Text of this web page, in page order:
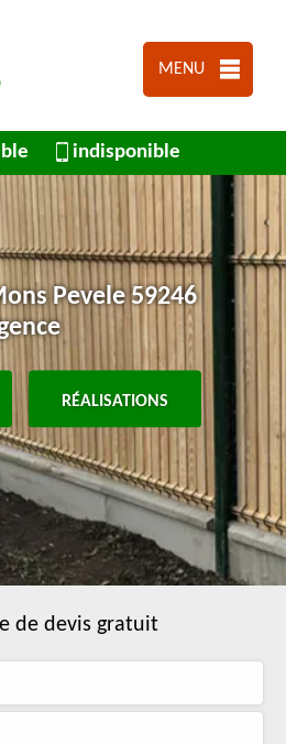
MENU
indisponible
Pevele 59246
RÉALISATIONS
de devis gratuit